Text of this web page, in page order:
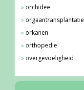
orchidee
orgaantransplantatie
orkanen
orthopedie
overgevoeligheid